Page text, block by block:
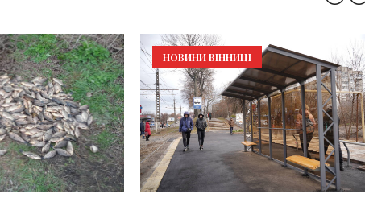
НОВИНИ ВІННИЦІ